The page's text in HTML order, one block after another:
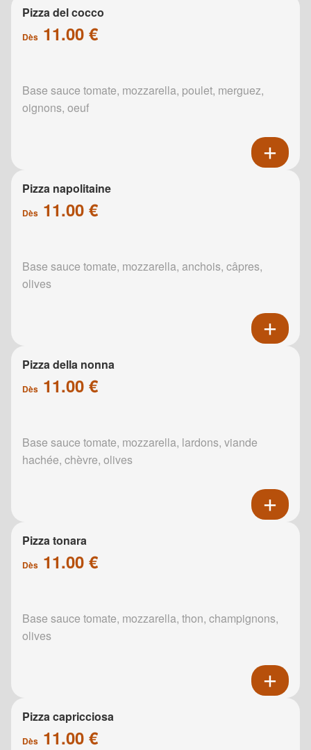
Pizza del cocco
Dès 11.00 €
Base sauce tomate, mozzarella, poulet, merguez,
oignons, oeuf
Pizza napolitaine
Dès 11.00 €
Base sauce tomate, mozzarella, anchois, câpres,
olives
Pizza della nonna
Dès 11.00 €
Base sauce tomate, mozzarella, lardons, viande
hachée, chèvre, olives
Pizza tonara
Dès 11.00 €
Base sauce tomate, mozzarella, thon, champignons,
olives
Pizza capricciosa
Dès 11.00 €